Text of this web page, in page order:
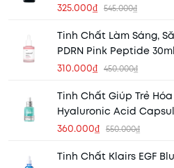
325.000₫ 545.000₫
Tinh Chất Làm Sáng,
PDRN Pink Peptide 30ml
310.000₫ 450.000₫
Tinh Chất Giúp Trẻ
Hyaluronic Acid
360.000₫ 550.000₫
Tinh Chất Klairs EGF